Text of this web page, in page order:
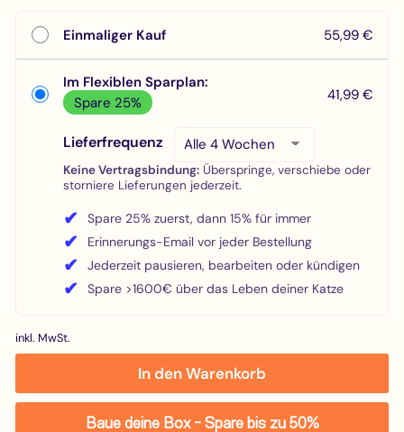
Einmaliger Kauf 55,99 €
Im Flexiblen Sparplan:
Spare 25%
41,99 €
Lieferfrequenz
Keine Vertragsbindung:Überspringe, verschiebe oder
storniere Lieferungen jederzeit.
✔ Spare 25% zuerst, dann 15% für immer
✔ Erinnerungs-Email vor jeder Bestellung
✔ Jederzeit pausieren, bearbeiten oder kündigen
✔ Spare >1600€ über das Leben deiner Katze
inkl. MwSt.
In den Warenkorb
Baue deine Box - Spare bis zu 50%